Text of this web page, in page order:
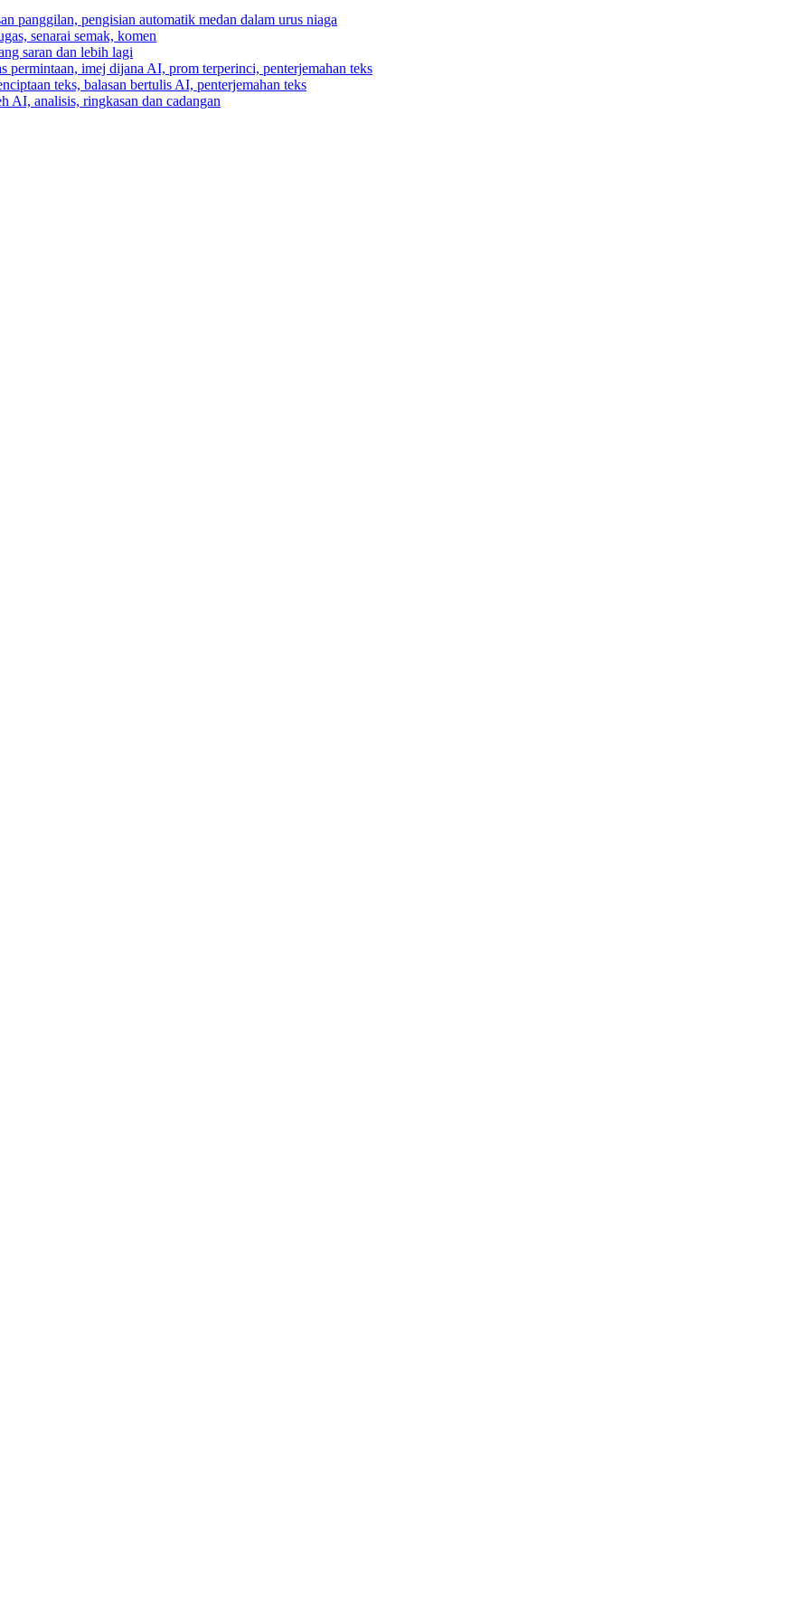
panggilan, pengisian automatik medan dalam urus niaga
senarai semak, komen
saran dan lebih lagi
permintaan, imej dijana AI, prom terperinci, penterjemahan teks
teks, balasan bertulis AI, penterjemahan teks
AI, analisis, ringkasan dan cadangan